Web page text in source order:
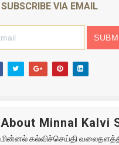
SUBSCRIBE VIA EMAIL
About Minnal Kalvi
மின்னல் கல்விச்செய்தி